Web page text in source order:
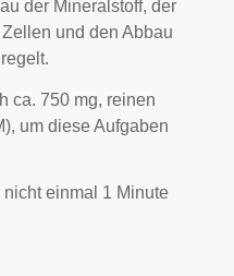
der Mineralstoff, der
und den Abbau
ca. 750 mg, reinen
um diese Aufgaben
einmal 1 Minute